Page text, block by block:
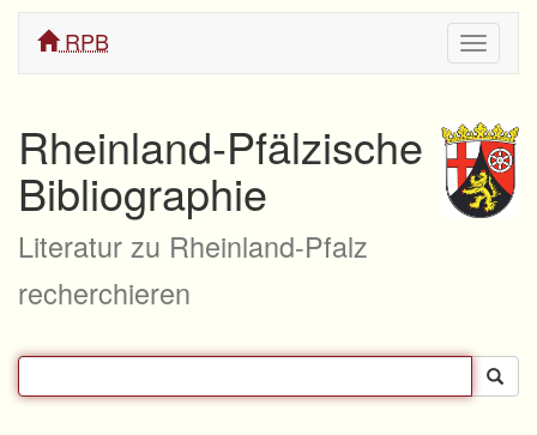
ein/
RPB
Rheinland-Pfälzische
Bibliographie
Literatur zu Rheinland-Pfalz
recherchieren